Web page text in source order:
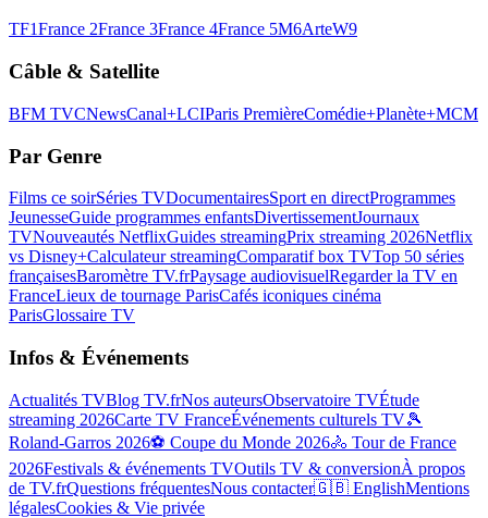
TF1France 2France 3France 4France 5M6ArteW9
Câble & Satellite
BFM TVCNewsCanal+LCIParis PremièreComédie+Planète+MCM
Par Genre
Films ce soirSéries TVDocumentairesSport en directProgrammes
JeunesseGuide programmes enfantsDivertissementJournaux
TVNouveautés NetflixGuides streamingPrix streaming 2026Netflix
vs Disney+Calculateur streamingComparatif box TVTop 50 séries
françaisesBaromètre TV.frPaysage audiovisuelRegarder la TV en
FranceLieux de tournage ParisCafés iconiques cinéma
ParisGlossaire TV
Infos & Événements
Actualités TVBlog TV.frNos auteursObservatoire TVÉtude
streaming 2026Carte TV FranceÉvénements culturels TV🎾
Roland-Garros 2026⚽ Coupe du Monde 2026🚴 Tour de France
2026Festivals & événements TVOutils TV & conversionÀ propos
de TV.frQuestions fréquentesNous contacter🇬🇧 EnglishMentions
légalesCookies & Vie privée